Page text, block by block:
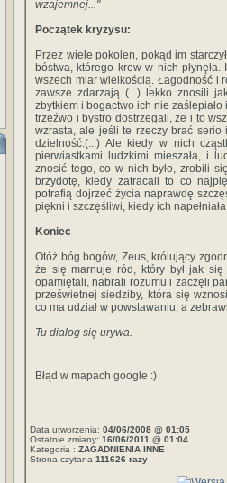
wzajemnej..."
Początek kryzysu:
Przez wiele pokoleń, pokąd im
bóstwa, którego krew w nich
wszech miar wielkością. Łagodność i
zawsze zdarzają (...) lekko znosili
zbytkiem i bogactwo ich nie
trzeźwo i bystro dostrzegali, że i to
wzrasta, ale jeśli te rzeczy brać
dzielność.(...) Ale kiedy w nich
pierwiastkami ludzkimi mieszała, i
znosić tego, co w nich było, zrobili
brzydotę, kiedy zatracali to co
potrafią dojrzeć życia naprawdę
piękni i szczęśliwi, kiedy ich
Koniec
Otóż bóg bogów, Zeus, królujący
że się marnuje ród, który był jak
opamiętali, nabrali rozumu i zaczęli
prześwietnej siedziby, która się
co ma udział w powstawaniu, a
Tu dialog się urywa.
Błąd w mapach google :)
Data utworzenia: 04/06/2008 @ 01:05
Ostatnie zmiany: 16/06/2011 @ 01:04
Kategoria : ZAGADNIENIA INNE
Strona czytana 111626 razy